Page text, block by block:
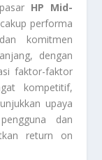
HP Mid-
performa
komitmen
dengan
faktor-faktor
kompetitif,
upaya
dan
return on